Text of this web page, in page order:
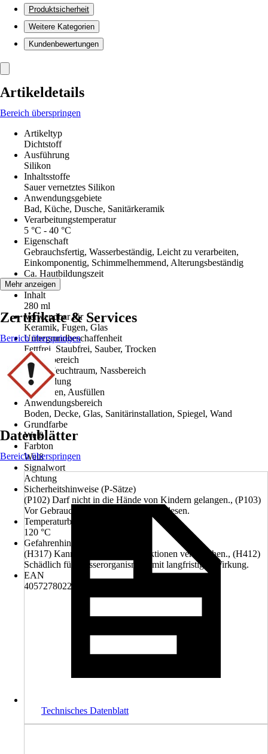
Produktsicherheit
Weitere Kategorien
Kundenbewertungen
Artikeldetails
Bereich überspringen
Artikeltyp
Dichtstoff
Ausführung
Silikon
Inhaltsstoffe
Sauer vernetztes Silikon
Anwendungsgebiete
Bad, Küche, Dusche, Sanitärkeramik
Verarbeitungstemperatur
5 °C - 40 °C
Eigenschaft
Gebrauchsfertig, Wasserbeständig, Leicht zu verarbeiten,
Einkomponentig, Schimmelhemmend, Alterungsbeständig
Ca. Hautbildungszeit
15 min
Inhalt
280 ml
Verwendbar für
Keramik, Fugen, Glas
Untergrundbeschaffenheit
Fettfrei, Staubfrei, Sauber, Trocken
Einsatzbereich
Innen, Feuchtraum, Nassbereich
Anwendung
Abdichten, Ausfüllen
Anwendungsbereich
Boden, Decke, Glas, Sanitärinstallation, Spiegel, Wand
Grundfarbe
Weiß
Farbton
Weiß
Signalwort
Achtung
Sicherheitshinweise (P-Sätze)
(P102) Darf nicht in die Hände von Kindern gelangen., (P103)
Vor Gebrauch Kennzeichnungsetikett lesen.
Temperaturbeständigkeit (bis zu)
120 °C
Gefahrenhinweise (H-Sätze)
(H317) Kann allergische Hautreaktionen verursachen., (H412)
Schädlich für Wasserorganismen, mit langfristiger Wirkung.
EAN
4057278022025
Mehr anzeigen
Zertifikate & Services
Bereich überspringen
Datenblätter
Bereich überspringen
Technisches Datenblatt